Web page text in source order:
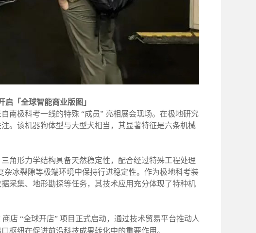
「全球智能商业版图」
南极科考一线的特殊 “成员” 亮相展会现场。在极地研究
。该机器狗体型与大型犬相当，其显著特征是六条机械
角形力学结构具备天然稳定性，配合经过特殊工程处理
冰裂隙等极端环境中保持行进稳定性。作为极地科考装
采集、地形勘探等任务，其技术应用充分体现了特种机
店 “全球开店” 项目正式启动，通过技术贸易平台推动人
枢纽在促进前沿科技成果转化中的重要作用。